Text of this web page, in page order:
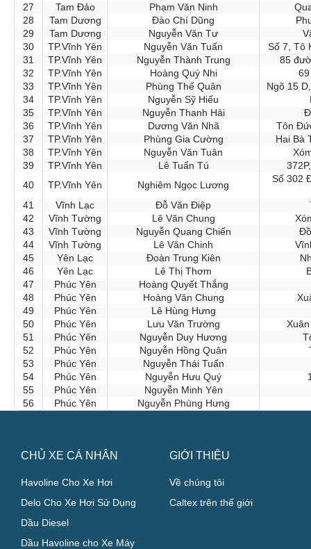
27
Tam Đảo Phạm Văn Ninh
28
Tam Dương Đào Chí Dũng
29
Tam Dương Nguyễn Văn Tư
30
TP.Vĩnh Yên Nguyễn Văn Tuấn
Số 7, Tô
31
TP.Vĩnh Yên Nguyễn Thành Trung
85
32
TP.Vĩnh Yên Hoàng Quý Nhi
33
TP.Vĩnh Yên Phùng Thế Quân
Ngõ 15
34
TP.Vĩnh Yên Nguyễn Sỹ Hiếu
35
TP.Vĩnh Yên Nguyễn Thanh Hải
36
TP.Vĩnh Yên Dương Văn Nhã
Tôn
37
TP.Vĩnh Yên Phùng Gia Cường
Hai Bà
38
TP.Vĩnh Yên Nguyễn Văn Tuân
39
TP.Vĩnh Yên Lê Tuấn Tú
40
TP.Vĩnh Yên Nghiêm Ngọc Lương
Số 302
41 Vĩnh Lạc Đỗ Văn Điệp
42
Vĩnh Tường Lê Văn Chung
43
Vĩnh Tường Nguyễn Quang Chiến
44
Vĩnh Tường Lê Văn Chinh
45
Yên Lạc Đoàn Trung Kiên
46
Yên Lạc Lê Thị Thơm
47
Phúc Yên
Hoàng Quyết Thắng
48
Phúc Yên Hoàng Văn Chung
49
Phúc Yên
Lê Hùng Hưng
50
Phúc Yên Lưu Văn Trường
51
Phúc Yên Nguyễn Duy Hương
52
Phúc Yên Nguyễn Hồng Quân
53
Phúc Yên
Nguyễn Thái Tuấn
54
Phúc Yên Nguyễn Hưu Quý
55
Phúc Yên
Nguyễn Minh Yên
56
Phúc Yên Nguyễn Phùng Hưng
CHỦ XE CÁ NHÂN
Havoline Cho Xe Hơi
Delo Cho Xe Hơi Sử Dụng
Dầu Diesel
Dầu Havoline cho Xe Máy
GIỚI THIỆU
Về chúng tôi
Caltex trên thế giới